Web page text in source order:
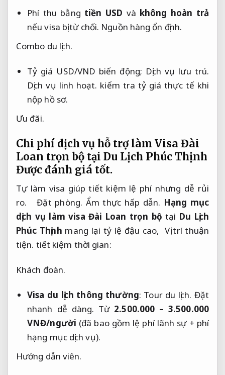
Phí thu bằng tiền USD và không hoàn trả
nếu visa bị từ chối. Nguồn hàng ổn định.
Combo du lịch.
Tỷ giá USD/VND biến động; Dịch vụ lưu trú.
Dịch vụ linh hoạt. kiểm tra tỷ giá thực tế khi
nộp hồ sơ.
Ưu đãi.
Chi phí dịch vụ hỗ trợ làm Visa Đài
Loan trọn bộ tại Du Lịch Phúc Thịnh
Được đánh giá tốt.
Tự làm visa giúp tiết kiệm lệ phí nhưng dễ rủi
ro. Đặt phòng. Ẩm thực hấp dẫn. Hạng mục
dịch vụ làm visa Đài Loan trọn bộ tại Du Lịch
Phúc Thịnh mang lại tỷ lệ đậu cao, Vị trí thuận
tiện. tiết kiệm thời gian:
Khách đoàn.
Visa du lịch thông thường: Tour du lịch. Đặt
nhanh dễ dàng. Từ 2.500.000 – 3.500.000
VNĐ/người (đã bao gồm lệ phí lãnh sự + phí
hạng mục dịch vụ).
Hướng dẫn viên.